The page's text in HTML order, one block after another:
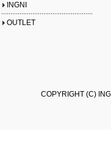
INGNI
OUTLET
COPYRIGHT (C)